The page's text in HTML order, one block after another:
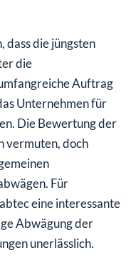
dass die jüngsten
die
Auftrag
Unternehmen für
Die Bewertung der
vermuten, doch
Für
eine interessante
Abwägung der
unerlässlich.